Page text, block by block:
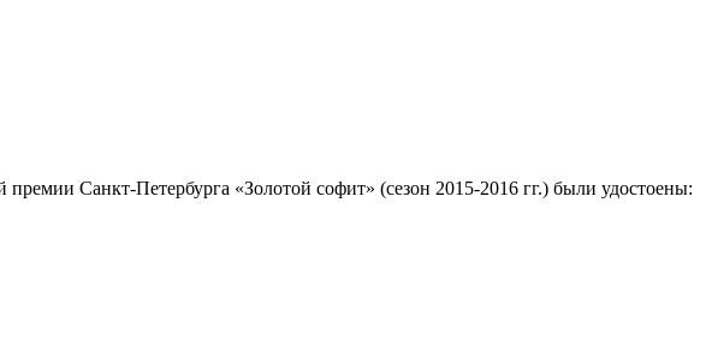
Санкт-Петербурга «Золотой софит» (сезон 2015-2016 гг.) были удостоены: